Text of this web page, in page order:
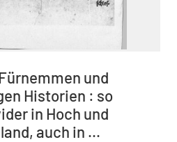
und
Historien : so
in Hoch und
auch in ...